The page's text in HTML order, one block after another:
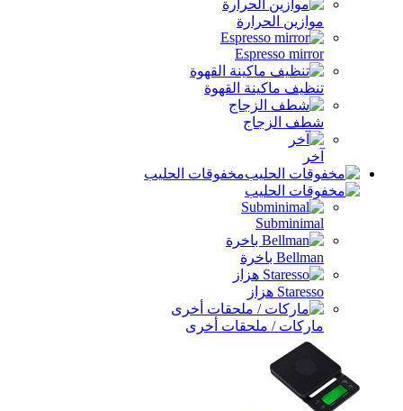
موازين الحرارة
Espresso mirror
تنظيف ماكينة القهوة
شطف الزجاج
آخر
مخفوقات الحليب
Subminimal
Bellman باخرة
Staresso هزاز
ماركات / ملحقات أخرى